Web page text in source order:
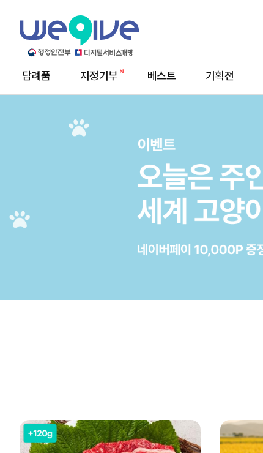
메
답례품 지정기부 베스트 기획전